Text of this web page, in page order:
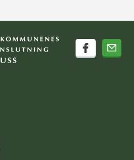
facebook